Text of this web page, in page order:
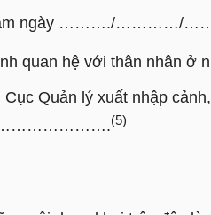
Nam ngày ………./…………/
quan hệ với thân nhân ở
Cục Quản lý xuất nhập
(5)